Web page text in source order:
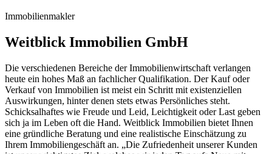
Immobilienmakler
Weitblick Immobilien GmbH
Die verschiedenen Bereiche der Immobilienwirtschaft verlangen
heute ein hohes Maß an fachlicher Qualifikation. Der Kauf oder
Verkauf von Immobilien ist meist ein Schritt mit existenziellen
Auswirkungen, hinter denen stets etwas Persönliches steht.
Schicksalhaftes wie Freude und Leid, Leichtigkeit oder Last geben
sich ja im Leben oft die Hand. Weitblick Immobilien bietet Ihnen
eine gründliche Beratung und eine realistische Einschätzung zu
Ihrem Immobiliengeschäft an. „Die Zufriedenheit unserer Kunden